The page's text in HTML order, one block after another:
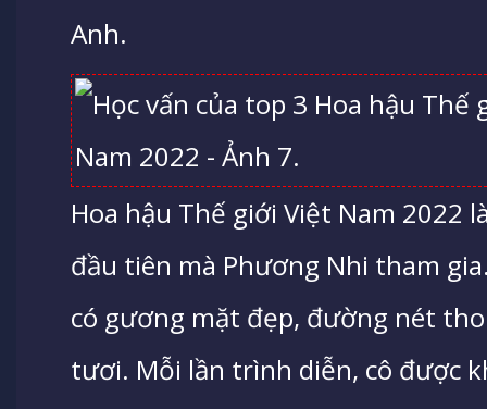
Anh.
Hoa hậu Thế giới Việt Nam 2022
đầu tiên mà Phương Nhi tham
có gương mặt đẹp, đường nét
tươi. Mỗi lần trình diễn, cô được